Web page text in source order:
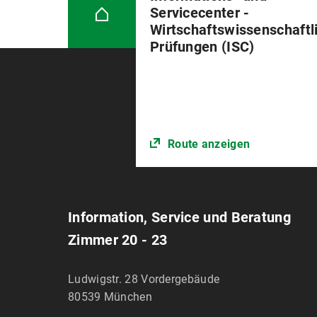
Servicecenter -
Prüfungen (ISC)
Route anzeigen
Information, Service und Beratung
Zimmer 20 - 23
Ludwigstr. 28 Vordergebäude
80539 München